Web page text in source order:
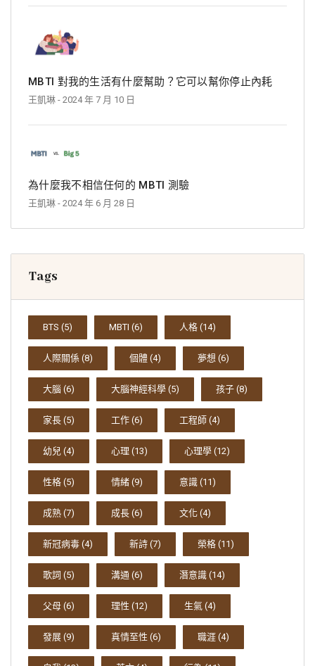
MBTI 對我的生活有什麼幫助？它可以幫你停止內耗
王凱琳 - 2024 年 7 月 10 日
為什麼我不相信任何的 MBTI 測驗
王凱琳 - 2024 年 6 月 28 日
Tags
BTS (5) MBTI (6) 人格 (14)
人際關係 (8) 個體 (4) 夢想 (6)
大腦 (6) 大腦神經科學 (5) 孩子 (8)
家長 (5) 工作 (6) 工程師 (4)
幼兒 (4) 心理 (13) 心理學 (12)
性格 (5) 情緒 (9) 意識 (11)
成熟 (7) 成長 (6) 文化 (4)
新冠病毒 (4) 新詩 (7) 榮格 (11)
歌詞 (5) 溝通 (6) 潛意識 (14)
父母 (6) 理性 (12) 生氣 (4)
發展 (9) 真情至性 (6) 職涯 (4)